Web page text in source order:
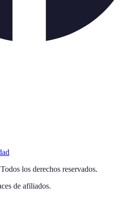
Todos los derechos reservados.
de afiliados.